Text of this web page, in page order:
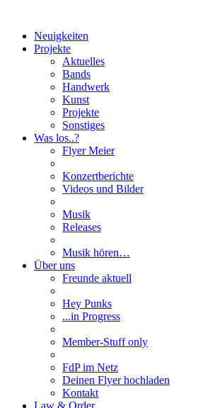
Neuigkeiten
Projekte
Aktuelles
Bands
Handwerk
Kunst
Projekte
Sonstiges
Was los..?
Flyer Meier
Konzertberichte
Videos und Bilder
Musik
Releases
Musik hören…
Über uns
Freunde aktuell
Hey Punks
...in Progress
Member-Stuff only
FdP im Netz
Deinen Flyer hochladen
Kontakt
Law & Order